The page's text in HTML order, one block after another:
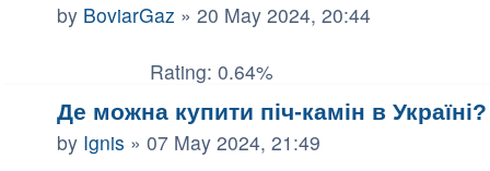
by BoviarGaz » 20 May 2024, 20:44
Rating: 0.64%
Де можна купити піч-камін в Україні?
by Ignis » 07 May 2024, 21:49